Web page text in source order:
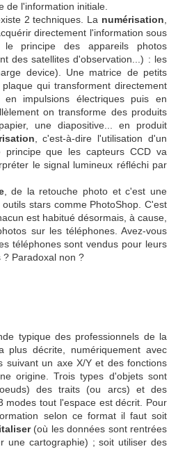
de l'information initiale.
2 techniques. La numérisation
directement l'information sous
principe des appareils photos
des satellites d'observation...) : les
device). Une matrice de petits
qui transforment directement
en impulsions électriques puis en
on transforme des produits
une diapositive... en produit
, c'est-à-dire l'utilisation d'un
que les capteurs CCD va
le signal lumineux réfléchi par
, de la retouche photo et c'est une
stars comme PhotoShop. C'est
est habitué désormais, à cause,
sur les téléphones. Avez-vous
téléphones sont vendus pour leurs
? Paradoxal non ?
typique des professionnels de la
plus décrite, numériquement avec
suivant un axe X/Y et des fonctions
origine. Trois types d'objets sont
des traits (ou arcs) et des
modes tout l'espace est décrit. Pour
selon ce format il faut soit
(où les données sont rentrées
une cartographie) ; soit utiliser des